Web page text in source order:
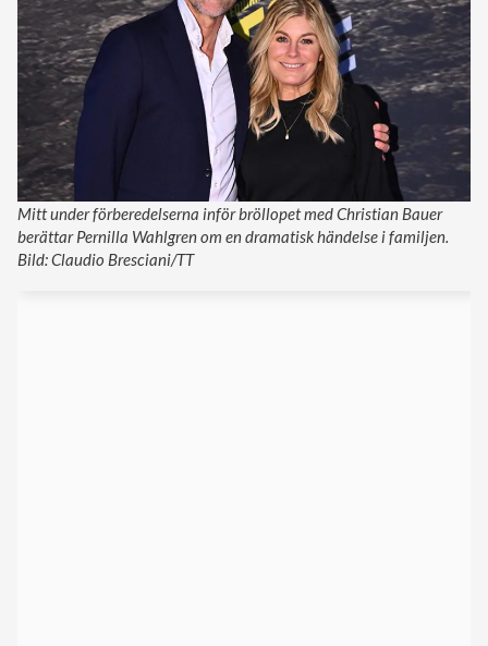
Mitt under förberedelserna inför bröllopet med Christian Bauer
berättar Pernilla Wahlgren om en dramatisk händelse i familjen.
Bild: Claudio Bresciani/TT